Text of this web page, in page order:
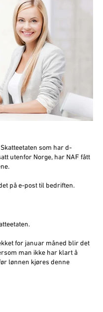
som har d-
utenfor Norge, har NAF fått
på e-post til bedriften.
for januar måned blir det
man ikke har klart å
lønnen kjøres denne